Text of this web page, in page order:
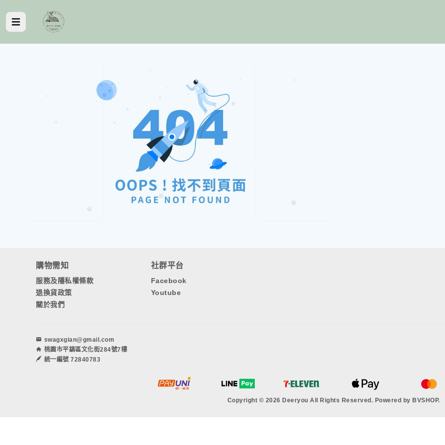
購物需知
服務及隱私權條款
退換貨政策
關於我們
社群平台
Facebook
Youtube
swagxgian@gmail.com
桃園市平鎮區文化街284號7樓
統一編號 72840783
Copyright © 2026 Deeryou All Rights Reserved. Powered by BVSHOP.